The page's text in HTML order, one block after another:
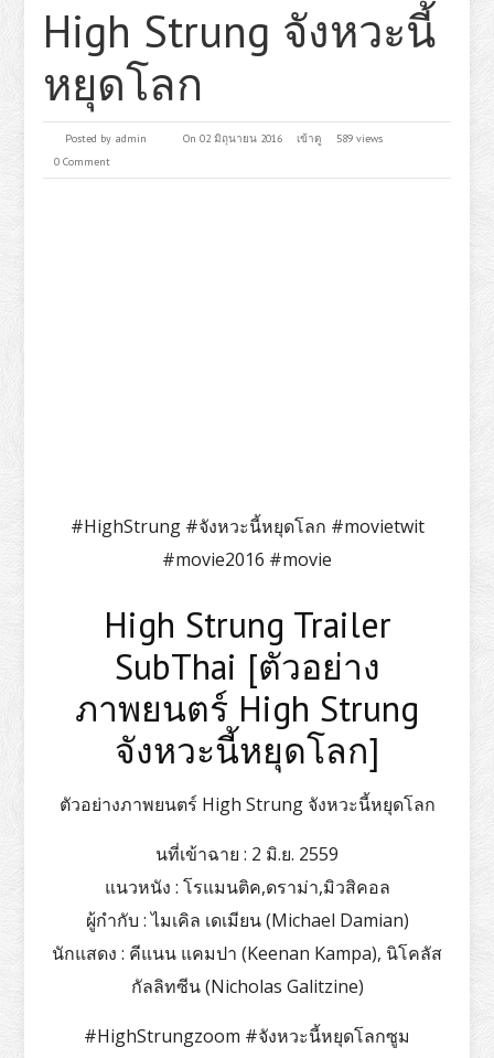
High Strung จังหวะนี้
หยุดโลก
Posted by admin On 02 มิถุนายน 2016 เข้าดู
589 views
0 Comment
#HighStrung #จังหวะนี้หยุดโลก #movietwit
#movie2016 #movie
High Strung Trailer
SubThai [ตัวอย่าง
ภาพยนตร์ High Strung
จังหวะนี้หยุดโลก]
ตัวอย่างภาพยนตร์ High Strung จังหวะนี้หยุดโลก
นที่เข้าฉาย : 2 มิ.ย. 2559
แนวหนัง : โรแมนติค,ดราม่า,มิวสิคอล
ผู้กำกับ : ไมเคิล เดเมียน (Michael Damian)
นักแสดง : คีแนน แคมปา (Keenan Kampa), นิโคลัส
กัลลิทซีน (Nicholas Galitzine)
#HighStrungzoom #จังหวะนี้หยุดโลกซูม